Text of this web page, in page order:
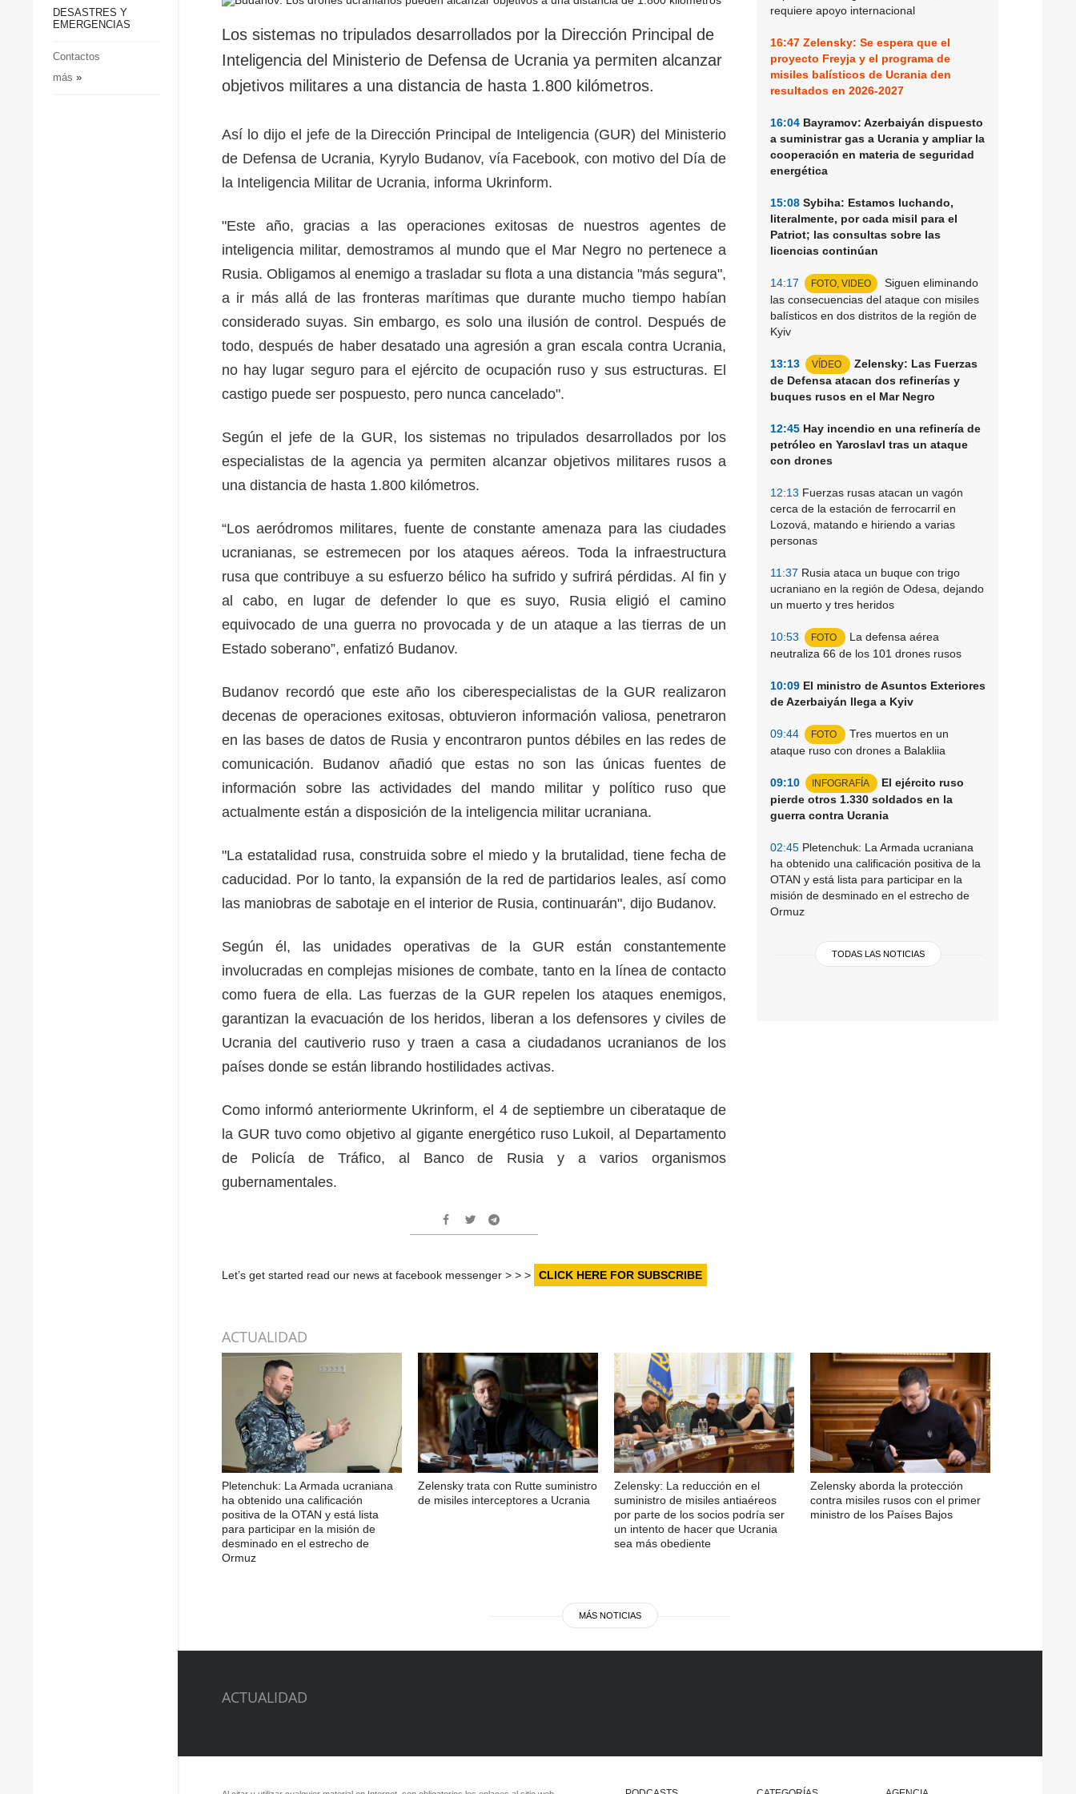
Sociedad y Cultura
DESASTRES Y
EMERGENCIAS
Contactos
más »
requiere apoyo internacional
16:47 Zelensky: Se espera que el
proyecto Freyja y el programa de
misiles balísticos de Ucrania den
resultados en 2026-2027
16:04 Bayramov: Azerbaiyán dispuesto
a suministrar gas a Ucrania y ampliar la
cooperación en materia de seguridad
energética
15:08 Sybiha: Estamos luchando,
literalmente, por cada misil para el
Patriot; las consultas sobre las
licencias continúan
14:17 FOTO, VIDEO
Siguen eliminando
las consecuencias del ataque con misiles
balísticos en dos distritos de la región de
Kyiv
13:13 VÍDEO
Zelensky: Las Fuerzas
de Defensa atacan dos refinerías y
buques rusos en el Mar Negro
12:45 Hay incendio en una refinería de
petróleo en Yaroslavl tras un ataque
con drones
12:13 Fuerzas rusas atacan un vagón
cerca de la estación de ferrocarril en
Lozová, matando e hiriendo a varias
personas
11:37 Rusia ataca un buque con trigo
ucraniano en la región de Odesa, dejando
un muerto y tres heridos
10:53 FOTO
La defensa aérea
neutraliza 66 de los 101 drones rusos
10:09 El ministro de Asuntos Exteriores
de Azerbaiyán llega a Kyiv
09:44 FOTO
Tres muertos en un
ataque ruso con drones a Balakliia
09:10 INFOGRAFÍA
El ejército ruso
pierde otros 1.330 soldados en la
guerra contra Ucrania
02:45 Pletenchuk: La Armada ucraniana
ha obtenido una calificación positiva de la
OTAN y está lista para participar en la
misión de desminado en el estrecho de
Ormuz
TODAS LAS NOTICIAS
Los sistemas no tripulados desarrollados por la Dirección Principal de
Inteligencia del Ministerio de Defensa de Ucrania ya permiten alcanzar
objetivos militares a una distancia de hasta 1.800 kilómetros.
Así lo dijo el jefe de la Dirección Principal de Inteligencia (GUR) del Ministerio
de Defensa de Ucrania, Kyrylo Budanov, vía Facebook, con motivo del Día de
la Inteligencia Militar de Ucrania, informa Ukrinform.
"Este año, gracias a las operaciones exitosas de nuestros agentes de
inteligencia militar, demostramos al mundo que el Mar Negro no pertenece a
Rusia. Obligamos al enemigo a trasladar su flota a una distancia "más segura",
a ir más allá de las fronteras marítimas que durante mucho tiempo habían
considerado suyas. Sin embargo, es solo una ilusión de control. Después de
todo, después de haber desatado una agresión a gran escala contra Ucrania,
no hay lugar seguro para el ejército de ocupación ruso y sus estructuras. El
castigo puede ser pospuesto, pero nunca cancelado".
Según el jefe de la GUR, los sistemas no tripulados desarrollados por los
especialistas de la agencia ya permiten alcanzar objetivos militares rusos a
una distancia de hasta 1.800 kilómetros.
“Los aeródromos militares, fuente de constante amenaza para las ciudades
ucranianas, se estremecen por los ataques aéreos. Toda la infraestructura
rusa que contribuye a su esfuerzo bélico ha sufrido y sufrirá pérdidas. Al fin y
al cabo, en lugar de defender lo que es suyo, Rusia eligió el camino
equivocado de una guerra no provocada y de un ataque a las tierras de un
Estado soberano”, enfatizó Budanov.
Budanov recordó que este año los ciberespecialistas de la GUR realizaron
decenas de operaciones exitosas, obtuvieron información valiosa, penetraron
en las bases de datos de Rusia y encontraron puntos débiles en las redes de
comunicación. Budanov añadió que estas no son las únicas fuentes de
información sobre las actividades del mando militar y político ruso que
actualmente están a disposición de la inteligencia militar ucraniana.
"La estatalidad rusa, construida sobre el miedo y la brutalidad, tiene fecha de
caducidad. Por lo tanto, la expansión de la red de partidarios leales, así como
las maniobras de sabotaje en el interior de Rusia, continuarán", dijo Budanov.
Según él, las unidades operativas de la GUR están constantemente
involucradas en complejas misiones de combate, tanto en la línea de contacto
como fuera de ella. Las fuerzas de la GUR repelen los ataques enemigos,
garantizan la evacuación de los heridos, liberan a los defensores y civiles de
Ucrania del cautiverio ruso y traen a casa a ciudadanos ucranianos de los
países donde se están librando hostilidades activas.
Como informó anteriormente Ukrinform, el 4 de septiembre un ciberataque de
la GUR tuvo como objetivo al gigante energético ruso Lukoil, al Departamento
de Policía de Tráfico, al Banco de Rusia y a varios organismos
gubernamentales.
Let’s get started read our news at facebook messenger > > > CLICK HERE FOR SUBSCRIBE
ACTUALIDAD
Pletenchuk: La Armada ucraniana
ha obtenido una calificación
positiva de la OTAN y está lista
para participar en la misión de
desminado en el estrecho de
Ormuz
Zelensky trata con Rutte suministro
de misiles interceptores a Ucrania
Zelensky: La reducción en el
suministro de misiles antiaéreos
por parte de los socios podría ser
un intento de hacer que Ucrania
sea más obediente
Zelensky aborda la protección
contra misiles rusos con el primer
ministro de los Países Bajos
MÁS NOTICIAS
ACTUALIDAD